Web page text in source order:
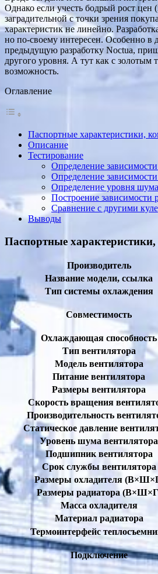
Однако если учесть бодрый рост
заградительной с точки зрения
характеристик не линейно.
но по-своему интересен. Особенно в
предыдущую разработку Noctua,
другого уровня. А тут как с золотым
возможность.
Оглавление
Паспортные характеристики,
Описание
Тестирование
Определение
Определение
Определение уровня шума
Построение зависимости
Сравнение с другими
Выводы
Паспортные
Производитель
Название модели, ссылка
Тип системы охлаждения
Совместимость
Охлаждающая способность
Тип вентилятора
Модель вентилятора
Питание вентилятора
Размеры вентилятора
Скорость вращения
Производительность
Статическое давление
Уровень шума вентилятора
Подшипник вентилятора
Срок службы вентилятора
Размеры охладителя
Размеры радиатора
Масса охладителя
Материал радиатора
Термоинтерфейс
Подключение